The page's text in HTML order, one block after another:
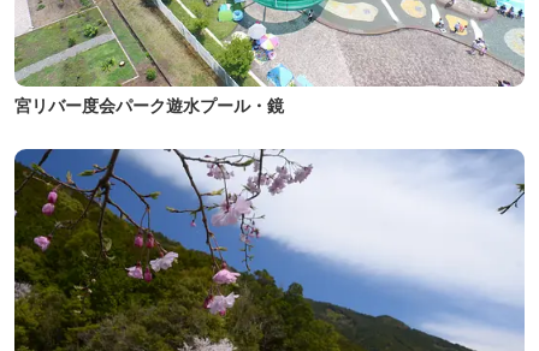
宮リバー度会パーク遊水プール・鏡